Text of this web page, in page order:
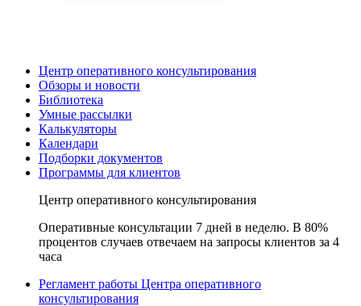
Центр оперативного консультирования
Обзоры и новости
Библиотека
Умные рассылки
Калькуляторы
Календари
Подборки документов
Программы для клиентов
Центр оперативного консультирования
Оперативные консультации 7 дней в неделю. В 80%
процентов случаев отвечаем на запросы клиентов за 4
часа
Регламент работы Центра оперативного
консультирования